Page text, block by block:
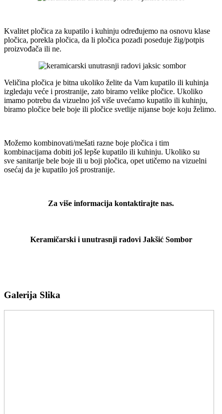
Kvalitet pločica za kupatilo i kuhinju određujemo na osnovu klase
pločica, porekla pločica, da li pločica pozadi poseduje žig/potpis
proizvođača ili ne.
Veličina pločica je bitna ukoliko želite da Vam kupatilo ili kuhinja
izgledaju veće i prostranije, zato biramo velike pločice. Ukoliko
imamo potrebu da vizuelno još više uvećamo kupatilo ili kuhinju,
biramo pločice bele boje ili pločice svetlije nijanse boje koju želimo.
Možemo kombinovati/mešati razne boje pločica i tim
kombinacijama dobiti još lepše kupatilo ili kuhinju. Ukoliko su
sve sanitarije bele boje ili u boji pločica, opet utičemo na vizuelni
osećaj da je kupatilo još prostranije.
Za više informacija kontaktirajte nas.
Keramičarski i unutrasnji radovi Jakšić Sombor
Galerija Slika